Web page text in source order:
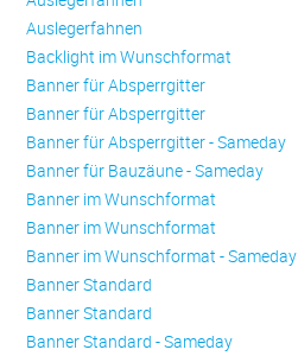
Auslegerfahnen
Backlight im Wunschformat
Banner für Absperrgitter
Banner für Absperrgitter
Banner für Absperrgitter - Sameday
Banner für Bauzäune - Sameday
Banner im Wunschformat
Banner im Wunschformat
Banner im Wunschformat - Sameday
Banner Standard
Banner Standard
Banner Standard - Sameday